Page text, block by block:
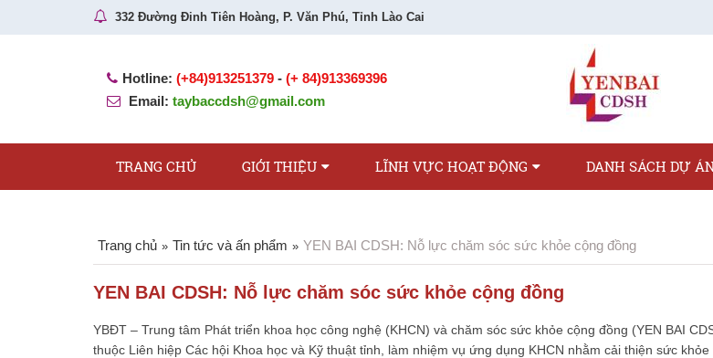
332 Đường Đinh Tiên Hoàng, P. Văn Phú, Tỉnh Lào Cai
Hotline: (+84)913251379 - (+ 84)913369396
Email: taybaccdsh@gmail.com
TRANG CHỦ GIỚI THIỆU LĨNH VỰC HOẠT ĐỘNG DANH SÁCH DỰ
Trang chủ » Tin tức và ấn phẩm » YEN BAI CDSH: Nỗ lực chăm sóc sức khỏe cộng đồng
YEN BAI CDSH: Nỗ lực chăm sóc sức khỏe cộng đồng
YBĐT – Trung tâm Phát triển khoa học công nghệ (KHCN) và chăm sóc sức khỏe cộng đồng (YEN BAI
thuộc Liên hiệp Các hội Khoa học và Kỹ thuật tỉnh, làm nhiệm vụ ứng dụng KHCN nhằm cải thiện sức